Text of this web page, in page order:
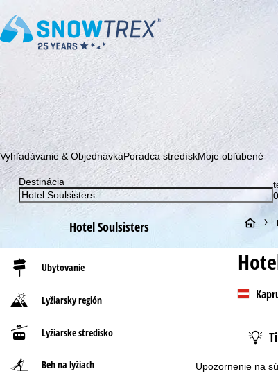
Upozornenie na
Prihláste sa k odberu nášho newslettera a buďte prvý, kto
Vyhľadávanie & ObjednávkaPoradca stredískMoje obľúbené
Destinácia
Hotel Soulsisters
Ubytovanie
Lyžiarsky región
Lyžiarske stredisko
Beh na lyžiach
H
l
n
á